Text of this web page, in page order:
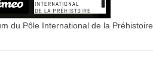
du Pôle International de la Préhistoire.